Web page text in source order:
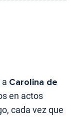
Carolina de
en actos
cada vez que